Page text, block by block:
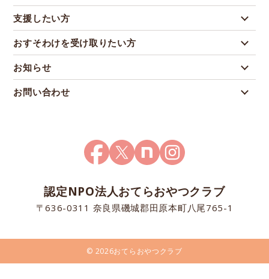
支援したい方
おすそわけを受け取りたい方
お知らせ
お問い合わせ
認定NPO法人おてらおやつクラブ
〒636-0311 奈良県磯城郡田原本町八尾765-1
© 2026おてらおやつクラブ